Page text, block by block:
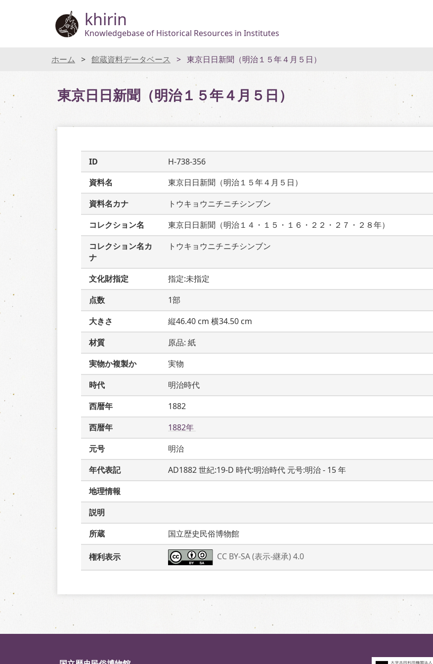
khirin
Knowledgebase of Historical Resources in Institutes
ホーム 館蔵資料データベース 東京日日新聞（明治１５年４月５日）
東京日日新聞（明治１５年４月５日）
ID
H-738-356
資料名
東京日日新聞（明治１５年４月５日）
資料名カナ
トウキョウニチニチシンブン
コレクション名
東京日日新聞（明治１４・１５・１６・２２・２７・２８年）
コレクション名カ
ナ
トウキョウニチニチシンブン
文化財指定
指定:未指定
点数
1部
大きさ
縦46.40 cm 横34.50 cm
材質
原品: 紙
実物か複製か
実物
時代
明治時代
西暦年
1882
西暦年
1882年
元号
明治
年代表記
AD1882 世紀:19-D 時代:明治時代 元号:明治 - 15 年
地理情報
説明
所蔵
国立歴史民俗博物館
権利表示 CC BY-SA (表示-継承) 4.0